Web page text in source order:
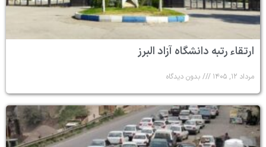
ارتقاء رتبه دانشگاه آزاد البرز
مرداد ۱۲, ۱۴۰۵ بدون دیدگاه